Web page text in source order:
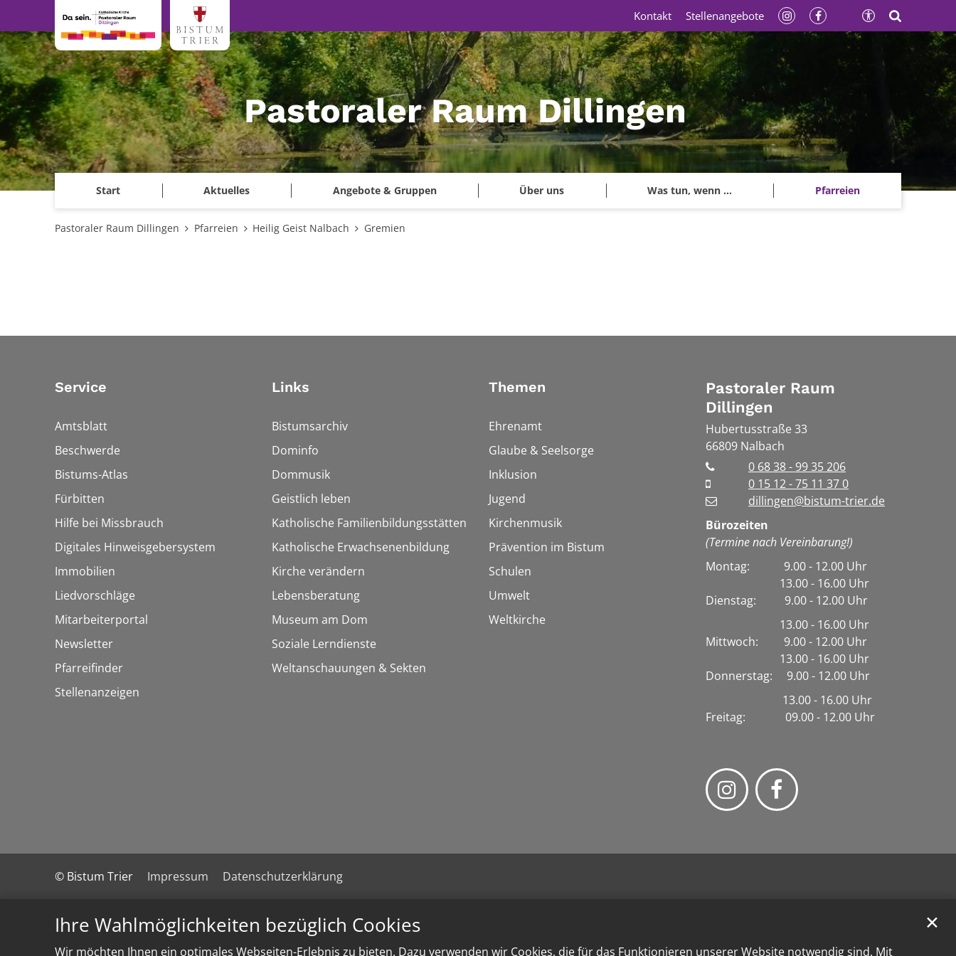
Ihre Wahlmöglichkeiten bezüglich Cookies
Wir möchten Ihnen ein optimales Webseiten-Erlebnis zu bieten. Dazu verwenden wir Cookies, die für das Funktionieren unserer Website notwendig sind. Mit
✕
Zum Inhalt springen
Pastoraler Raum Dillingen
Start Aktuelles Angebote & Gruppen Über uns Was tun, wenn ... Pfarreien
Kontakt Stellenangebote
Pastoraler Raum Dillingen Pfarreien Heilig Geist Nalbach Gremien
Service
Amtsblatt
Beschwerde
Bistums-Atlas
Fürbitten
Hilfe bei Missbrauch
Digitales Hinweisgebersystem
Immobilien
Liedvorschläge
Mitarbeiterportal
Newsletter
Pfarreifinder
Stellenanzeigen
Links
Bistumsarchiv
Dominfo
Dommusik
Geistlich leben
Katholische Familienbildungsstätten
Katholische Erwachsenenbildung
Kirche verändern
Lebensberatung
Museum am Dom
Soziale Lerndienste
Weltanschauungen & Sekten
Themen
Ehrenamt
Glaube & Seelsorge
Inklusion
Jugend
Kirchenmusik
Prävention im Bistum
Schulen
Umwelt
Weltkirche
Pastoraler Raum
Dillingen
Hubertusstraße 33
66809 Nalbach
0 68 38 - 99 35 206
0 15 12 - 75 11 37 0
dillingen@bistum-trier.de
Bürozeiten
(Termine nach Vereinbarung!)
Montag: 9.00 - 12.00 Uhr
13.00 - 16.00 Uhr
Dienstag:
9.00 - 12.00 Uhr
13.00 - 16.00 Uhr
Mittwoch: 9.00 - 12.00 Uhr
13.00 - 16.00 Uhr
Donnerstag: 9.00 - 12.00 Uhr
13.00 - 16.00 Uhr
Freitag: 09.00 - 12.00 Uhr
© Bistum Trier Impressum Datenschutzerklärung